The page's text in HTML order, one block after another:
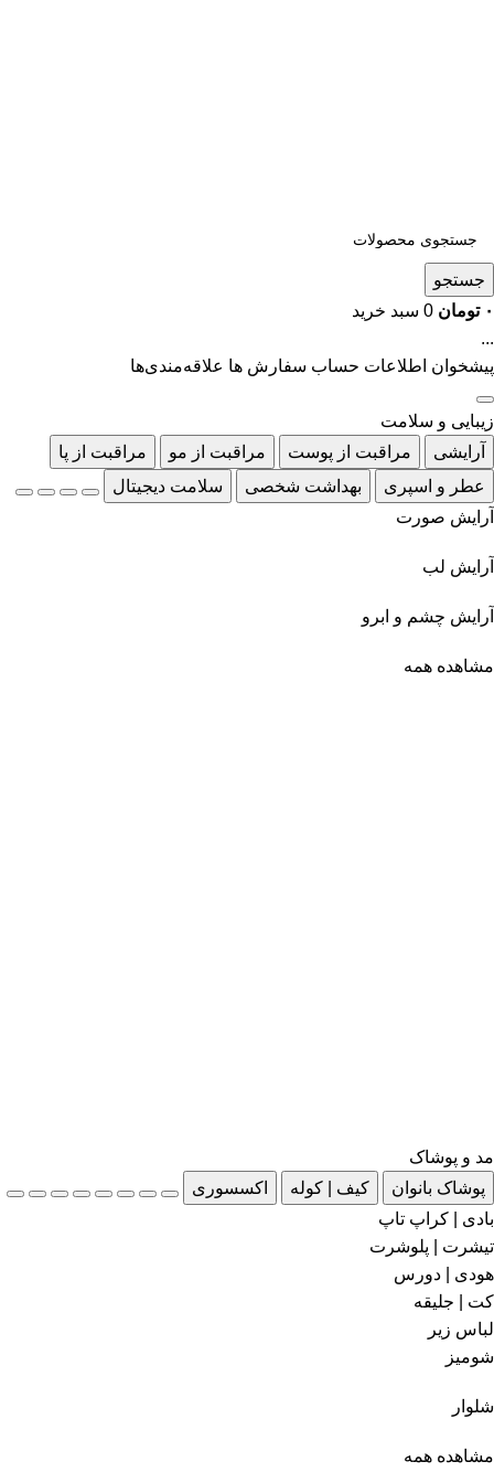
جستجو
۰ تومان 0 سبد خرید
...
پیشخوان اطلاعات حساب سفارش ها علاقه‌مندی‌ها
زیبایی و سلامت
آرایشی
مراقبت از پوست مراقبت از مو
مراقبت از پا
عطر و اسپری
بهداشت شخصی
سلامت دیجیتال
آرایش صورت
آرایش لب
آرایش چشم و ابرو
مشاهده همه
مد و پوشاک
پوشاک بانوان
کیف | کوله
اکسسوری
بادی | کراپ تاپ
تیشرت | پلوشرت
هودی | دورس
کت | جلیقه
لباس زیر
شومیز
شلوار
مشاهده همه